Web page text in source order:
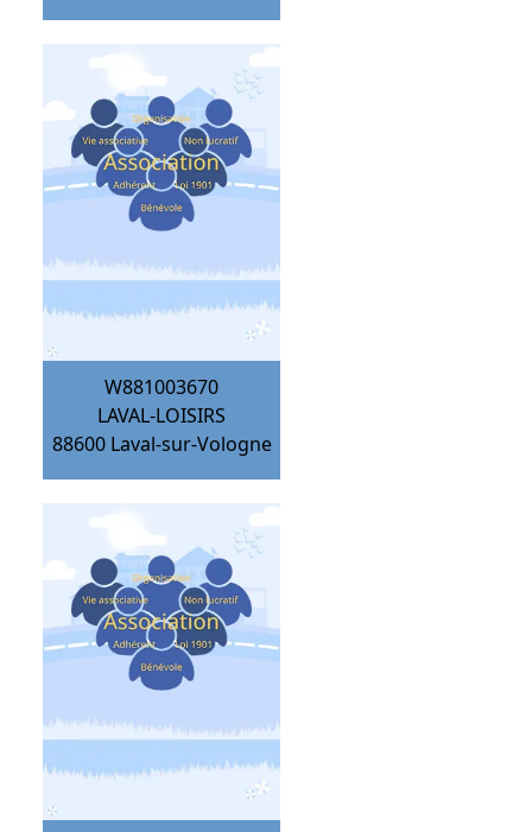
W881003670
LAVAL-LOISIRS
88600 Laval-sur-Vologne